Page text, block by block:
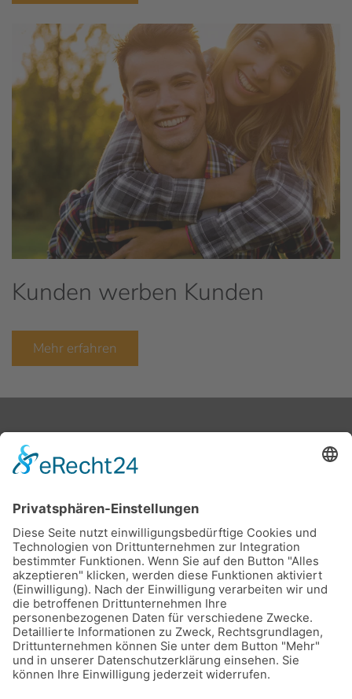
Kunden werben Kunden
Mehr erfahren
Stadtwerke Buxtehude GmbH, Ziegelkamp 8, 21614
Buxtehude
Karriere Downloads
Schlichtungsstelle
Vertrag kündigen
Sitemap